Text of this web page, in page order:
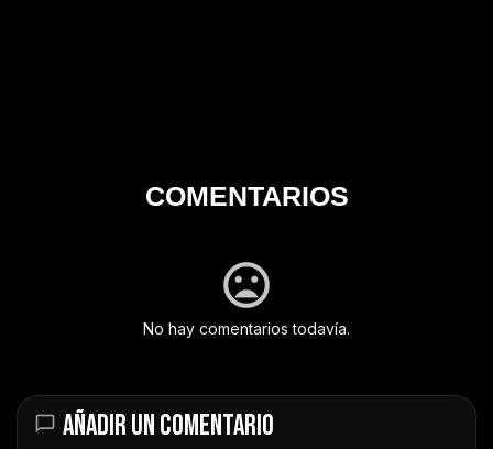
COMENTARIOS
No hay comentarios todavía.
AÑADIR UN COMENTARIO